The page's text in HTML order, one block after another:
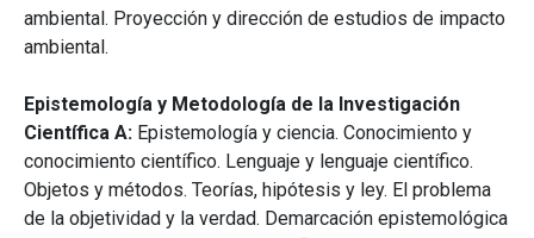
ambiental. Proyección y dirección de estudios de impacto
ambiental.
Epistemología y Metodología de la Investigación
Científica A: Epistemología y ciencia. Conocimiento y
conocimiento científico. Lenguaje y lenguaje científico.
Objetos y métodos. Teorías, hipótesis y ley. El problema
de la objetividad y la verdad. Demarcación epistemológica